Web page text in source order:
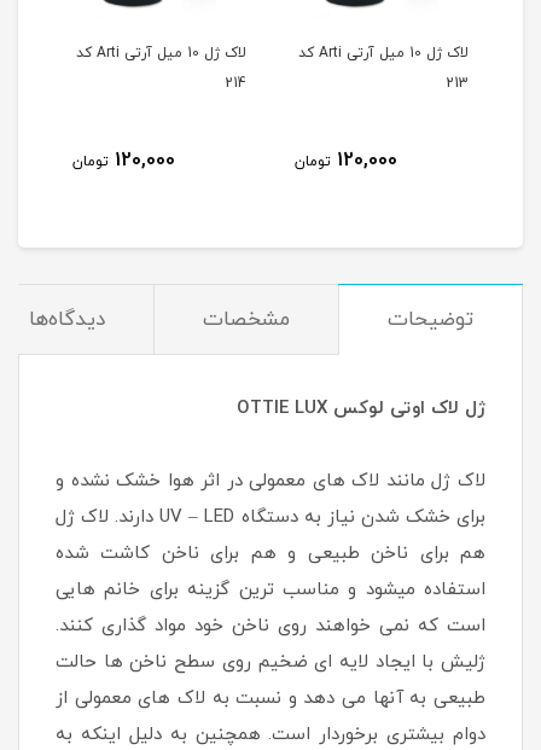
لاک ژل 10 میل آرتی Arti کد
213
120,000 تومان
لاک ژل 10 میل آرتی Arti کد
214
120,000 تومان
توضیحات مشخصات دیدگاه‌ها
ژل لاک اوتی لوکس OTTIE LUX
لاک ژل مانند لاک های معمولی در اثر هوا خشک نشده و
برای خشک شدن نیاز به دستگاه UV – LED دارند. لاک ژل
هم برای ناخن طبیعی و هم برای ناخن کاشت شده
استفاده میشود و مناسب ترین گزینه برای خانم هایی
است که نمی خواهند روی ناخن خود مواد گذاری کنند.
ژلیش با ایجاد لایه ای ضخیم روی سطح ناخن ها حالت
طبیعی به آنها می دهد و نسبت به لاک های معمولی از
دوام بیشتری برخوردار است. همچنین به دلیل اینکه به